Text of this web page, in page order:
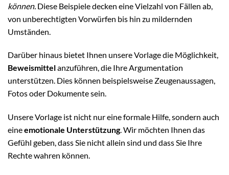
können. Diese Beispiele decken eine Vielzahl von Fällen ab,
von unberechtigten Vorwürfen bis hin zu mildernden
Umständen.
Darüber hinaus bietet Ihnen unsere Vorlage die Möglichkeit,
Beweismittelanzuführen, die Ihre Argumentation
unterstützen. Dies können beispielsweise Zeugenaussagen,
Fotos oder Dokumente sein.
Unsere Vorlage ist nicht nur eine formale Hilfe, sondern auch
eineemotionale Unterstützung. Wir möchten Ihnen das
Gefühl geben, dass Sie nicht allein sind und dass Sie Ihre
Rechte wahren können.